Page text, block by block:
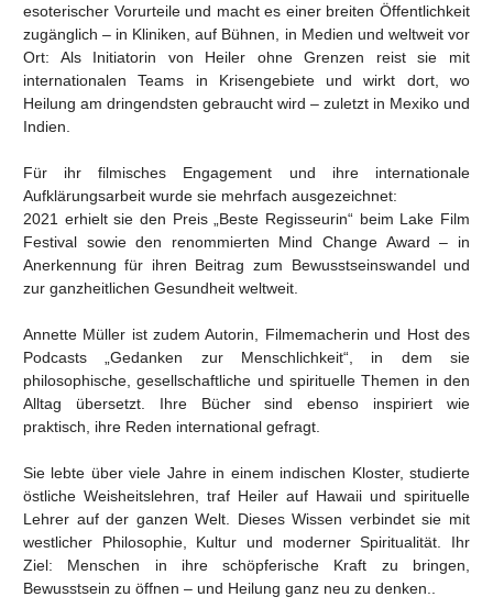
esoterischer Vorurteile und macht es einer breiten Öffentlichkeit
zugänglich – in Kliniken, auf Bühnen, in Medien und weltweit vor
Ort: Als Initiatorin von Heiler ohne Grenzen reist sie mit
internationalen Teams in Krisengebiete und wirkt dort, wo
Heilung am dringendsten gebraucht wird – zuletzt in Mexiko und
Indien.
Für ihr filmisches Engagement und ihre internationale
Aufklärungsarbeit wurde sie mehrfach ausgezeichnet:
2021 erhielt sie den Preis „Beste Regisseurin“ beim Lake Film
Festival sowie den renommierten Mind Change Award – in
Anerkennung für ihren Beitrag zum Bewusstseinswandel und
zur ganzheitlichen Gesundheit weltweit.
Annette Müller ist zudem Autorin, Filmemacherin und Host des
Podcasts „Gedanken zur Menschlichkeit“, in dem sie
philosophische, gesellschaftliche und spirituelle Themen in den
Alltag übersetzt. Ihre Bücher sind ebenso inspiriert wie
praktisch, ihre Reden international gefragt.
Sie lebte über viele Jahre in einem indischen Kloster, studierte
östliche Weisheitslehren, traf Heiler auf Hawaii und spirituelle
Lehrer auf der ganzen Welt. Dieses Wissen verbindet sie mit
westlicher Philosophie, Kultur und moderner Spiritualität. Ihr
Ziel: Menschen in ihre schöpferische Kraft zu bringen,
Bewusstsein zu öffnen – und Heilung ganz neu zu denken..